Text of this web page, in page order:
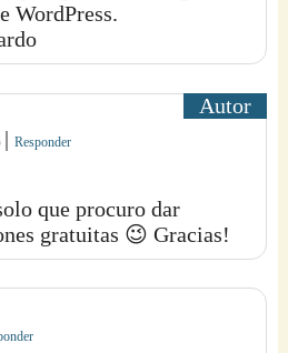
WordPress.
|Responder
que procuro dar
gratuitas 😉 Gracias!